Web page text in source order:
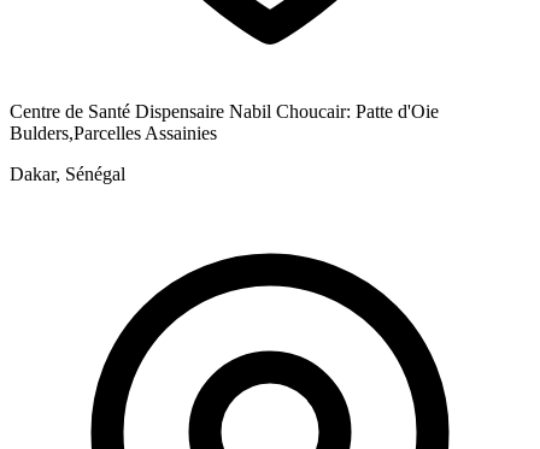
Centre de Santé Dispensaire Nabil Choucair: Patte d'Oie
Bulders,Parcelles Assainies
Dakar, Sénégal